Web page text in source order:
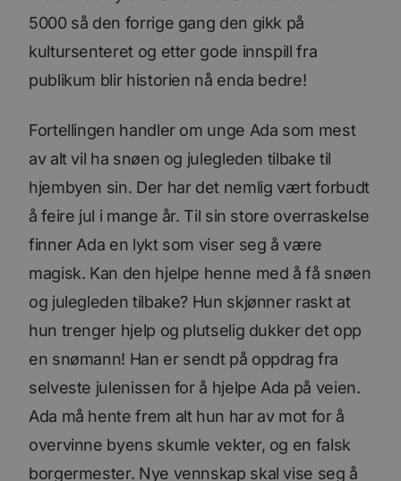
5000 så den forrige gang den gikk på
kultursenteret og etter gode innspill fra
publikum blir historien nå enda bedre!
Fortellingen handler om unge Ada som mest
av alt vil ha snøen og julegleden tilbake til
hjembyen sin. Der har det nemlig vært forbudt
å feire jul i mange år. Til sin store overraskelse
finner Ada en lykt som viser seg å være
magisk. Kan den hjelpe henne med å få snøen
og julegleden tilbake? Hun skjønner raskt at
hun trenger hjelp og plutselig dukker det opp
en snømann! Han er sendt på oppdrag fra
selveste julenissen for å hjelpe Ada på veien.
Ada må hente frem alt hun har av mot for å
overvinne byens skumle vekter, og en falsk
borgermester. Nye vennskap skal vise seg å